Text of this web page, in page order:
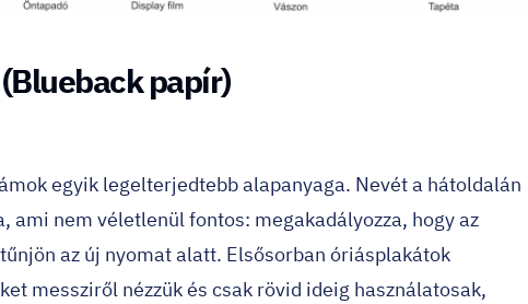
papír)
egyik legelterjedtebb alapanyaga. Nevét a hátoldalán
ami nem véletlenül fontos: megakadályozza, hogy az
az új nyomat alatt. Elsősorban óriásplakátok
messziről nézzük és csak rövid ideig használatosak,